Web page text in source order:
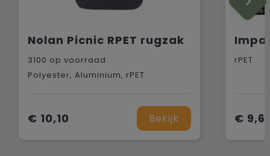
Nolan Picnic RPET rugzak
3100 op voorraad
Polyester, Aluminium, rPET
€ 10,10 Bekijk
rPET
€